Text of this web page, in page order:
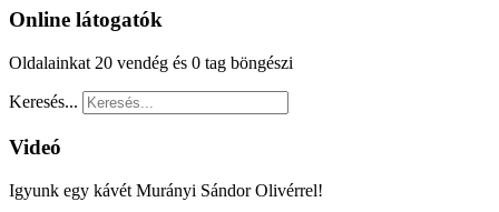
Online látogatók
Oldalainkat 20 vendég és 0 tag böngészi
Keresés...
Videó
Igyunk egy kávét Murányi Sándor Olivérrel!